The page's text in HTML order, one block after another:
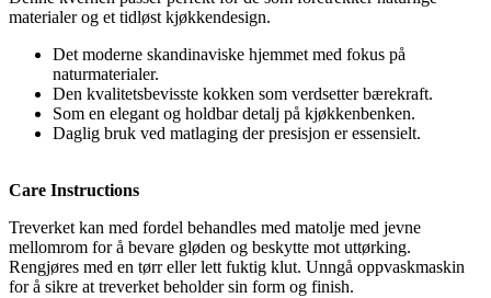
materialer og et tidløst kjøkkendesign.
Det moderne skandinaviske hjemmet med fokus på
naturmaterialer.
Den kvalitetsbevisste kokken som verdsetter bærekraft.
Som en elegant og holdbar detalj på kjøkkenbenken.
Daglig bruk ved matlaging der presisjon er essensielt.
Care Instructions
Treverket kan med fordel behandles med matolje med jevne
mellomrom for å bevare gløden og beskytte mot uttørking.
Rengjøres med en tørr eller lett fuktig klut. Unngå oppvaskmaskin
for å sikre at treverket beholder sin form og finish.